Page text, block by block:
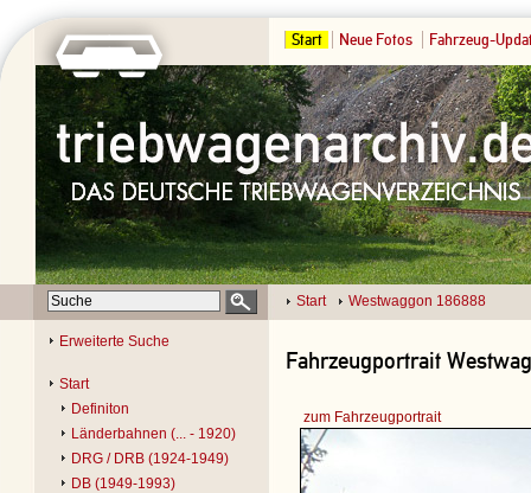
Start Neue Fotos Fahrzeug-
Start Westwaggon 186888
Erweiterte Suche
Start
Definiton
Länderbahnen (... - 1920)
DRG / DRB (1924-1949)
DB (1949-1993)
Fahrzeugportrait
zum Fahrzeugportrait